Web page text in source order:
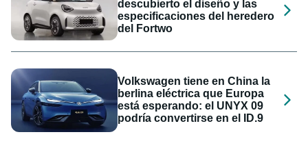
descubierto el diseño y las
especificaciones del heredero
del Fortwo
Volkswagen tiene en China la
berlina eléctrica que Europa
está esperando: el UNYX 09
podría convertirse en el ID.9